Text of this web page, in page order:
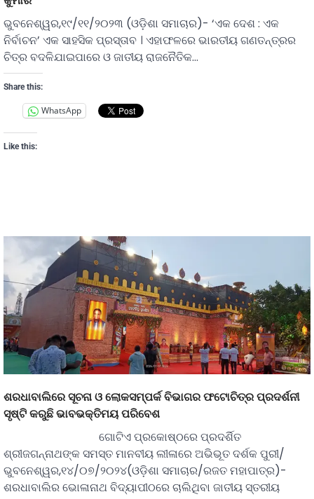
ଭୁବନେଶ୍ୱର,୧୯/୧୧/୨୦୨୩ (ଓଡ଼ିଶା ସମାଚାର)- ‘ଏକ ଦେଶ : ଏକ
ନିର୍ବାଚନ’ ଏକ ସାହସିକ ପ୍ରସ୍ତାବ । ଏହାଫଳରେ ଭାରତୀୟ ଗଣତନ୍ତ୍ରର
ଚିତ୍ର ବଦଳିଯାଇପାରେ ଓ ଜାତୀୟ ରାଜନୈତିକ…
Share this:
WhatsApp
Like this:
ଶରଧାବାଲିରେ ସୂଚନା ଓ ଲୋକସମ୍ପର୍କ ବିଭାଗର ଫଟୋଚିତ୍ର ପ୍ରଦର୍ଶନୀ
ସୃଷ୍ଟି କରୁଛି ଭାବଭକ୍ତିମୟ ପରିବେଶ
ଗୋଟିଏ ପ୍ରକୋଷ୍ଠରେ ପ୍ରଦର୍ଶିତ
ଶ୍ରୀଜଗନ୍ନାଥଙ୍କ ସମସ୍ତ ମାନବୀୟ ଲୀଳାରେ ଅଭିଭୂତ ଦର୍ଶକ ପୁରୀ/
ଭୁବନେଶ୍ୱର,୧୪/୦୭/୨୦୨୪(ଓଡ଼ିଶା ସମାଚାର/ରଜତ ମହାପାତ୍ର)-
ଶରଧାବାଲିର ଭୋଳାନାଥ ବିଦ୍ୟାପୀଠରେ ଚାଲିଥିବା ଜାତୀୟ ସ୍ତରୀୟ